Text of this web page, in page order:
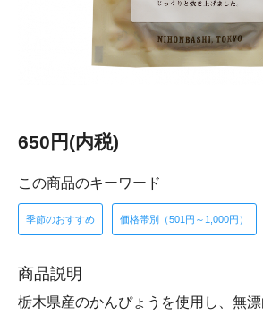
650円(内税)
この商品のキーワード
季節のおすすめ 価格帯別（501円～1,000円）
商品説明
栃木県産のかんぴょうを使用し、無